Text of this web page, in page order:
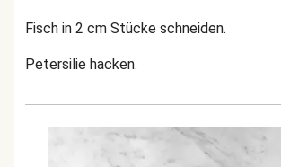
Fisch in 2 cm Stücke schneiden.
Petersilie hacken.